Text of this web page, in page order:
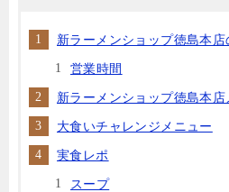
新ラーメンショップ徳島本店
営業時間
新ラーメンショップ徳島本店
大食いチャレンジメニュー
実食レポ
スープ